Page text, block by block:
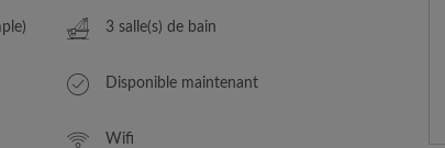
3 salle(s) de bain
Disponible maintenant
Wifi